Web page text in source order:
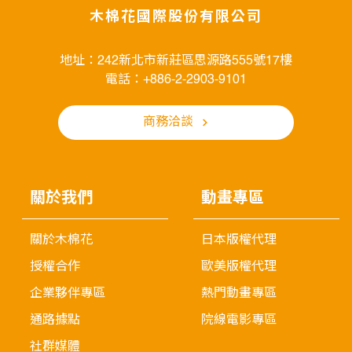
木棉花國際股份有限公司
地址：242新北市新莊區思源路555號17樓
電話：+886-2-2903-9101
商務洽談
關於我們
關於木棉花
授權合作
企業夥伴專區
通路據點
社群媒體
動畫專區
日本版權代理
歐美版權代理
熱門動畫專區
院線電影專區